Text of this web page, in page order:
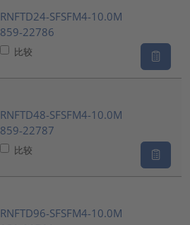
RNFTD24-SFSFM4-10.0M
859-22786
比较
RNFTD48-SFSFM4-10.0M
859-22787
比较
RNFTD96-SFSFM4-10.0M